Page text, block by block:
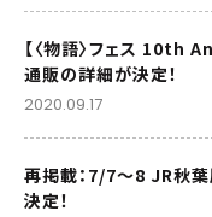
【〈物語〉フェス
通販の詳細が決定！
2020.09.17
再掲載：7/7～8 JR秋
決定！